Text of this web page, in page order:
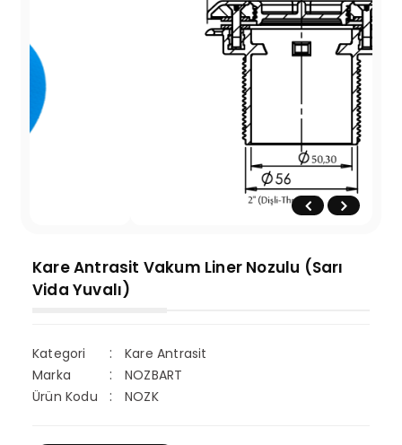
Kare Antrasit Vakum Liner Nozulu (Sarı
Vida Yuvalı)
Kategori
Kare Antrasit
Marka
NOZBART
Ürün Kodu
NOZK